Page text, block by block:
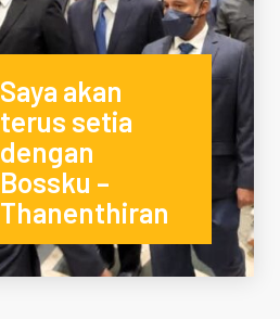
Saya akan
terus setia
dengan
Bossku –
Thanenthiran